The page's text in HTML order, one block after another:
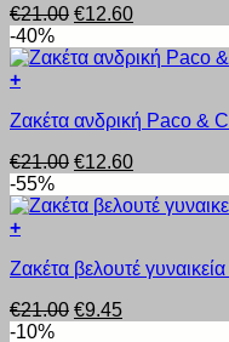
έχει
πολλαπλές
παραλλαγές.
Οι
μπορούν
επιλεγούν
στη
σελίδα
του
προϊόντος
€21.00 Original
was:
€12.60Η
τιμή
-40%
+
το
έχει
πολλαπλές
παραλλαγές.
Οι
μπορούν
επιλεγούν
Ζακέτα ανδρική Paco &
€21.00 Original
was:
€12.60Η
τιμή
-55%
+
το
έχει
πολλαπλές
Ζακέτα βελουτέ
€21.00 Original
€9.45Η
-10%